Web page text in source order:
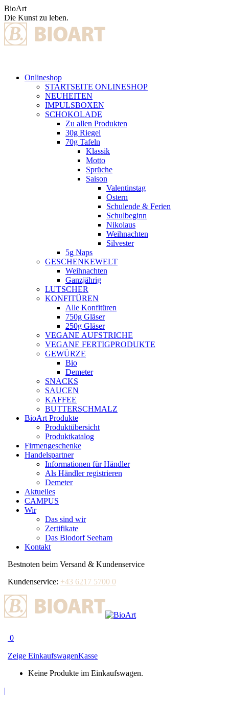
Zum
Inhalt
springen
BioArt
Die Kunst zu leben.
Onlineshop
STARTSEITE ONLINESHOP
NEUHEITEN
IMPULSBOXEN
SCHOKOLADE
Zu allen Produkten
30g Riegel
70g Tafeln
Klassik
Motto
Sprüche
Saison
Valentinstag
Ostern
Schulende & Ferien
Schulbeginn
Nikolaus
Weihnachten
Silvester
5g Naps
GESCHENKEWELT
Weihnachten
Ganzjährig
LUTSCHER
KONFITÜREN
Alle Konfitüren
750g Gläser
250g Gläser
VEGANE AUFSTRICHE
VEGANE FERTIGPRODUKTE
GEWÜRZE
Bio
Demeter
SNACKS
SAUCEN
KAFFEE
BUTTERSCHMALZ
BioArt Produkte
Produktübersicht
Produktkatalog
Firmengeschenke
Handelspartner
Informationen für Händler
Als Händler registrieren
Demeter
Aktuelles
CAMPUS
Wir
Das sind wir
Zertifikate
Das Biodorf Seeham
Kontakt
Bestnoten beim Versand & Kundenservice
Kundenservice: +43 6217 5700 0
0
Zeige EinkaufswagenKasse
Keine Produkte im Einkaufswagen.
|